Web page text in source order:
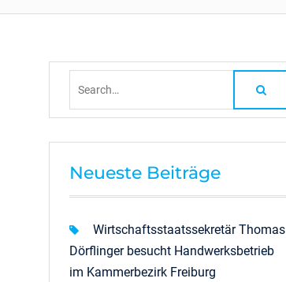
Neueste Beiträge
Wirtschaftsstaatssekretär Thomas
Dörflinger besucht Handwerksbetrieb
im Kammerbezirk Freiburg